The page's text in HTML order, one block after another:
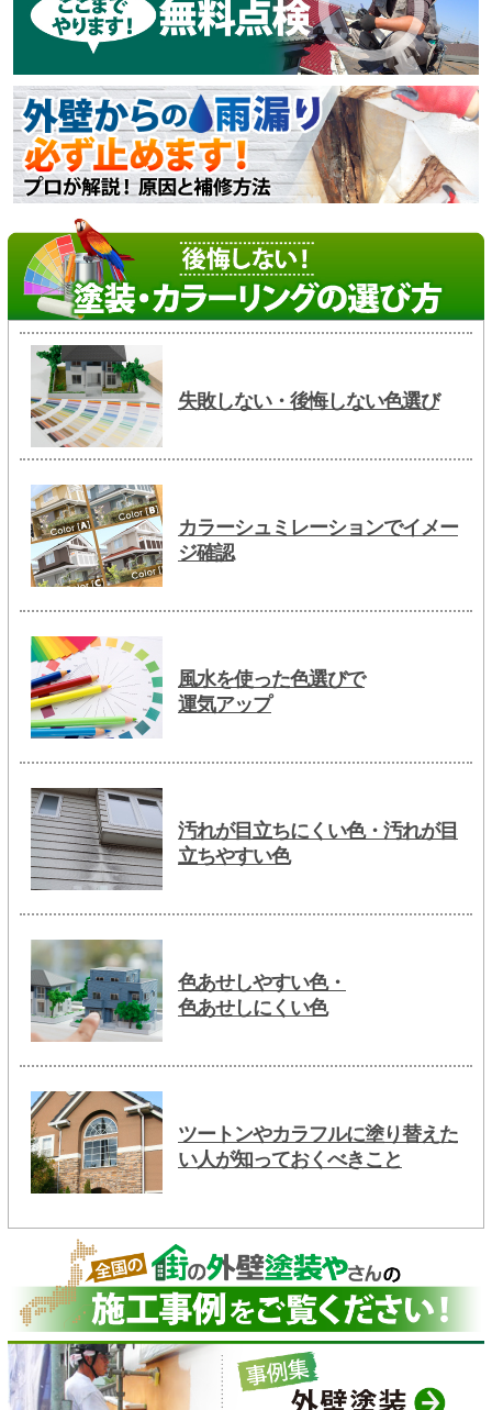
失敗しない・後悔しない色選び
カラーシュミレーションでイメー
ジ確認
風水を使った色選びで
運気アップ
汚れが目立ちにくい色・汚れが目
立ちやすい色
色あせしやすい色・
色あせしにくい色
ツートンやカラフルに塗り替えた
い人が知っておくべきこと